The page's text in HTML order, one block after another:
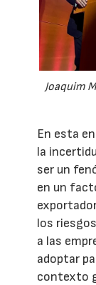
Joaquim
En esta
la
ser un
en un
los
a las
adoptar
contexto